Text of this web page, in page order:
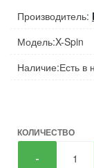
Производитель:
Модель:X-Spin
Наличие:Есть в
КОЛИЧЕСТВО
-